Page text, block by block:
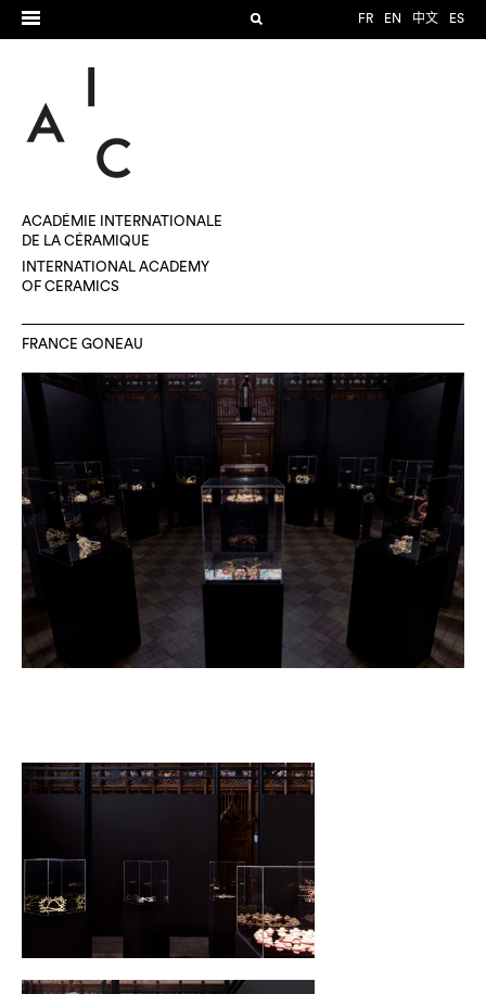
FR EN 中文 ES
ACADÉMIE INTERNATIONALE
DE LA CÉRAMIQUE
INTERNATIONAL ACADEMY
OF CERAMICS
FRANCE GONEAU